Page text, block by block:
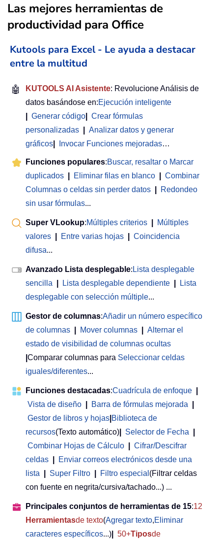
Las mejores herramientas de
productividad para Office
Kutools para Excel - Le ayuda a destacar
entre la multitud
🤖 KUTOOLS AI Asistente: Revolucione Análisis de
datos basándose en:Ejecución inteligente
Generar código
Crear fórmulas
personalizadas
Analizar datos y generar
gráficos
Invocar Funciones mejoradas…
Funciones populares:Buscar, resaltar o Marcar
duplicados
Eliminar filas en blanco
Combinar
Columnas o celdas sin perder datos
Redondeo
sin usar fórmulas...
Super VLookup:Múltiples criterios
Múltiples
valores
Entre varias hojas
Coincidencia
difusa...
Avanzado Lista desplegable: Lista desplegable
sencilla
Lista desplegable dependiente
Lista
desplegable con selección múltiple...
Gestor de columnas:Añadir un número específico
de columnas
Mover columnas
Alternar el
estado de visibilidad de columnas ocultas
Comparar columnas para Seleccionar celdas
iguales/diferentes...
Funciones destacadas:Cuadrícula de enfoque
Vista de diseño
Barra de fórmulas mejorada
Gestor de libros y hojas Biblioteca de
recursos(Texto automático) Selector de Fecha
Combinar Hojas de Cálculo
Cifrar/Descifrar
celdas
Enviar correos electrónicos desde una
lista
Super Filtro Filtro especial (Filtrar celdas
con fuente en negrita/cursiva/tachado...) ...
Principales conjuntos de herramientas de 15:12
Herramientasde texto(Agregar texto,Eliminar
caracteres específicos...) 50+Tiposde